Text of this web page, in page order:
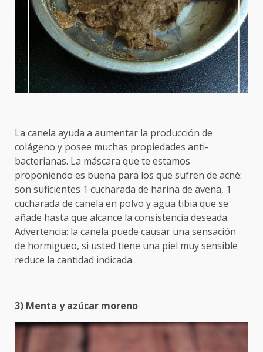
La canela ayuda a aumentar la producción de
colágeno y posee muchas propiedades anti-
bacterianas. La máscara que te estamos
proponiendo es buena para los que sufren de acné:
son suficientes 1 cucharada de harina de avena, 1
cucharada de canela en polvo y agua tibia que se
añade hasta que alcance la consistencia deseada.
Advertencia: la canela puede causar una sensación
de hormigueo, si usted tiene una piel muy sensible
reduce la cantidad indicada.
3) Menta y azúcar moreno